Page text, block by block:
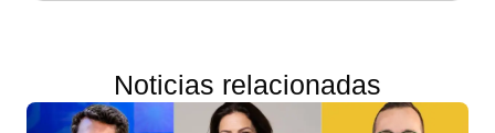
Noticias relacionadas